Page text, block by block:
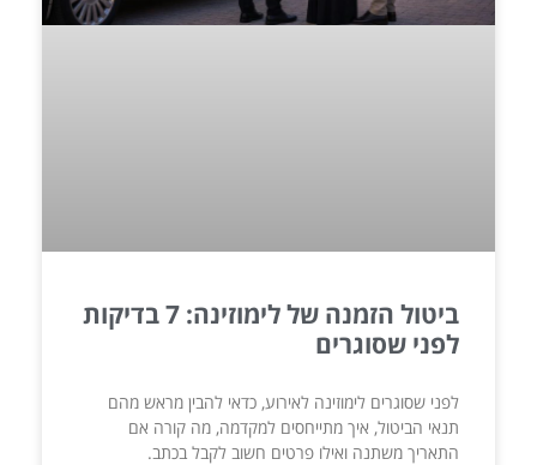
ביטול הזמנה של לימוזינה: 7 בדיקות
לפני שסוגרים
לפני שסוגרים לימוזינה לאירוע, כדאי להבין מראש מהם
תנאי הביטול, איך מתייחסים למקדמה, מה קורה אם
התאריך משתנה ואילו פרטים חשוב לקבל בכתב.